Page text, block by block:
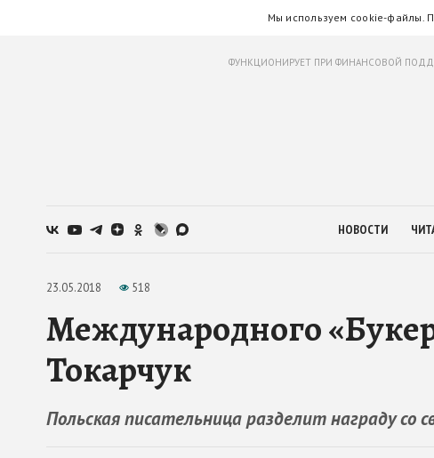
Мы используем cookie-файлы.
ФУНКЦИОНИРУЕТ ПРИ ФИНАНСОВОЙ
НОВОСТИ
23.05.2018 518
Международного
Токарчук
Польская писательница разделит награду со